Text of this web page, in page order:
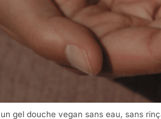
gel douche vegan sans eau, sans